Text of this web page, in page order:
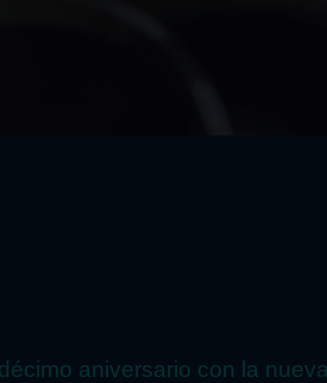
aniversario con la